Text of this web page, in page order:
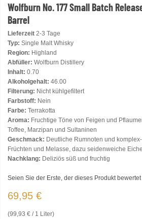
Wolfburn No. 177 Small Batch
Barrel
Lieferzeit 2-3 Tage
Typ: Single Malt Whisky
Region: Highland
Abfüller: Wolfburn Distillery
Inhalt: 0.70
Alkoholgehalt: 46.00
Filterung: Nicht kühlgefiltert
Farbstoff: Nein
Farbe: Terrakotta
Aroma: Fruchtige Töne von Feigen und
Toffee, Marzipan und Sultaninen
Geschmack: Deutliche Rumnoten und
Früchten und Melasse, dazu seidenweiche
Nachklang: Deliziös süß und fruchtig
Seien Sie der Erste, der dieses Produkt bewertet
69,95 €
(99,93 € / 1 Liter)